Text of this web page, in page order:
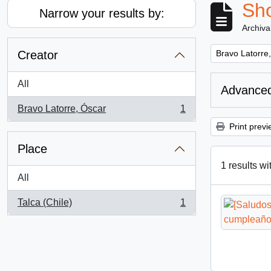
Narrow your results by:
Creator
All
Bravo Latorre, Óscar
, 1 results
1
Place
All
Talca (Chile)
, 1 results
1
Remove filter:
Bravo
Print
1 results